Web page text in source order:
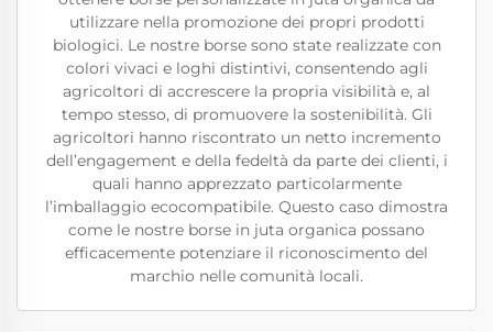
utilizzare nella promozione dei propri prodotti
biologici. Le nostre borse sono state realizzate con
colori vivaci e loghi distintivi, consentendo agli
agricoltori di accrescere la propria visibilità e, al
tempo stesso, di promuovere la sostenibilità. Gli
agricoltori hanno riscontrato un netto incremento
dell’engagement e della fedeltà da parte dei clienti, i
quali hanno apprezzato particolarmente
l’imballaggio ecocompatibile. Questo caso dimostra
come le nostre borse in juta organica possano
efficacemente potenziare il riconoscimento del
marchio nelle comunità locali.